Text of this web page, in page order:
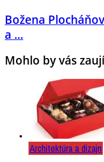
Božena
a ...
Mohlo by vás
Architektúra a dizajn